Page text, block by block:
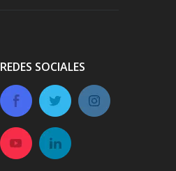
REDES SOCIALES